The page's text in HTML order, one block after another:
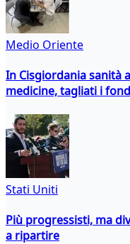
Medio Oriente
In Cisgiordania sanità
medicine, tagliati i
Stati Uniti
Più progressisti, ma
a ripartire